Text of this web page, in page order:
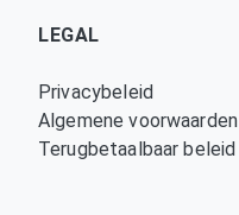
LEGAL
Privacybeleid
Algemene voorwaarden
Terugbetaalbaar beleid